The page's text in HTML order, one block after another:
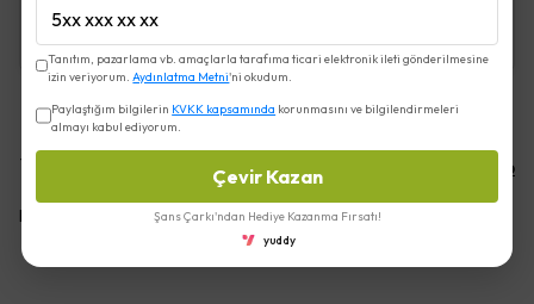
Yorumlar Yorum Yap
Bu ürün için henüz yorum yapılmamış.
Tanıtım, pazarlama vb. amaçlarla tarafıma ticari elektronik ileti gönderilmesine
izin veriyorum.Aydınlatma Metni'ni okudum.
Paylaştığım bilgilerin KVKK kapsamında korunmasını ve bilgilendirmeleri
almayı kabul ediyorum.
Çevir Kazan
Şans Çarkı'ndan Hediye Kazanma Fırsatı!
yuddy